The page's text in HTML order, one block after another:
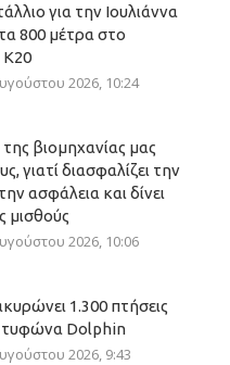
για την Ιουλιάννα
800 μέτρα στο
Κ20
2026, 10:24
βιομηχανίας μας
γιατί διασφαλίζει την
ασφάλεια και δίνει
μισθούς
2026, 10:06
1.300 πτήσεις
τυφώνα Dolphin
2026, 9:43